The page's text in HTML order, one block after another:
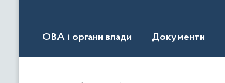
ОВА і органи влади Документи